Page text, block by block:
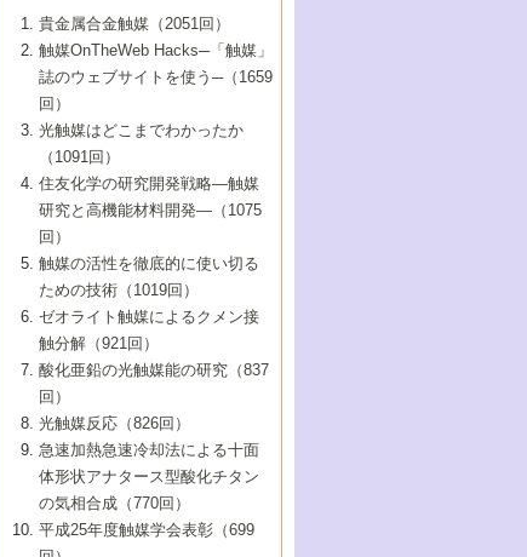
8号 高機能化ポリオレフィンに向けた重合
触媒の最近の進展
7号 持続可能社会実現のための触媒および
触媒関連技術
5号 若手会員による触媒研究の未来展望1：
企業編
6号 第102回触媒討論会
7号 触媒・化学反応における計算化学の進
8号 若手研究者による触媒研究の未来展望
2：大学・研究所編
5号 こんな物質，あんな物質―新たな触媒
の可能性―
7号 『結晶の化学』を活かした触媒研究
8号 イオン液体の応用
5号 水素製造・貯蔵のための触媒技術の新
しい展開
6号 第98回触媒討論会
7号 基礎化学品製造の触媒技術
8号 多機能型リアクター
4号 水分解用光触媒材料
5号 時間分解分光の進歩と応用
6号 第96回触媒討論会
8号 超臨界流体を用いた化学プロセスの新
2号 第93回触媒討論会
3号 特殊エネルギー場の触媒反応
4号 生体内における金属の触媒作用
5号 ファインケミカルズの展開に寄与する
6号 第94回触媒討論会
7号 サブナノレベルでみた新しい表面現象
8号 オレフィン重合触媒の新たな展
1号 なぜこの触媒が良いのか？
2号 第91回触媒討論会
3号 最近の自動車排ガス処理技術
4号 触媒研究の現状と将来─第90回触媒討論
5号 基礎化学品製造の触媒技術
6号 第92回触媒討論会
7号 基礎化学品製造の触媒技術
8号 資源の循環と触媒技術
▼44巻（2002年）
1号 高次制御された触媒の化学
2号 第89回触媒討論会
3号 触媒を利用した電気化学の新展開
4号 ナノ材料の調製と機能化
5号 こんな触媒が欲しい
6号 第90回触媒討論会
7号 触媒研究と学術雑誌/情報
8号 若い世代からみた触媒化学の現状と未
▼43巻（2001年）
1号 グリーンケミストリーと触媒
2号 第87回触媒討論会特集号
3号 生体触媒とバイオプロセス
4号 水素製造・利用の触媒化学
5号 触媒研究における新しい切り口：コン
ビナトリアルケミストリー
6号 第88回触媒討論会特集号
7号 企業における触媒研究のブレークスル
8号 この材料を触媒として使ってみません
▼42巻（2000年）
1号 触媒反応工学の明日を拓く
2号 第85回触媒討論会
3号 反応ダイナミクス
5号 触媒のおもしろさをどのように伝える
6号 第86回触媒討論会
7号 水素化精製触媒の新しい展開
8号 新しい反応性と機能性を目指した金属
クラスタ-化学
▼41巻（1999年）
1号 孔、穴、あな?-特異な空間とその利用-
2号 第83回触媒討論会
3号 均一系触媒反応最前線
4号 実用炭素材料の新展開
5号 研究の方法論を考える
7号 機能性金属材料と触媒
8号 触媒研究へのNMRの応用と展望
▼40巻（1998年）
進展と21世紀への提言/創立40周年記念・触
媒学会この10年の歩みとこれから/創立40周
2号 第81回触媒討論会
3号 計算機触媒化学へのさそい
4号 触媒劣化の制御と予測
5号 最新の実用プロセスと触媒
6号 第82回触媒討論会
7号 ナノ構造体の化学
8号 あの反応は今
1号 均一系と不均一系触媒反応-その特徴と
接点
2号 第79回触媒討論会
3号 最新NO除去触媒の実用化研究
4号 新しい反応場を目指した触媒調製
5号 反応・分離技術の新しい展開
6号 第80回触媒討論会
8号 AFMでみる世界
▼38巻（1996年）
1号 触媒の構造と触媒作用/C1化学を中心と
する21世紀への触媒
3号 オリンピックメダル:金・銀・銅はどん
な触媒作用を示すか
4号 触媒作用における機能の複合化
5号 未来を拓け！若手研究者
6号 第78回触媒討論会
7号 ダイナミックな領域への触媒研究の展
開/C1化学を中心とする21世紀への触媒
▼37巻（1995年）
1号 ファインケミカルズと固体触媒
2号 第75回触媒討論会
3号 希土類を利用した触媒
4号 触媒とリサイクル
5号 エネルギー変換触媒
6号 第76回触媒討論会
7号 表面吸着相の新しい展開
8号 マイクロポーラス・クリスタル触媒の
▼36巻（1994年）
1号 電気化学と触媒
2号 第73回触媒討論会
3号 C4化学の展開
4号 《通常号》
5号 《通常号》
6号 第74回触媒討論会
▼35巻（1993年）
1号 工業触媒開発マニュアル―探索から工
業化まで
2号 第71回触媒討論会
3号 研究開発のうらおもて―着想と展開
4号 触媒劣化と寿命の予測
5号 環境に優しい触媒
▼34巻（1992年）
1号 インパクトを与えたこの研究
2号 第69回触媒討論会
3号 ケミカルズ合成触媒―新しい展開と応
▼33巻（1991年）
1号 触媒プロセス開発マニュアル―探索か
ら工業化まで，知っておきたいこと PartII
2号 第67回触媒討論会
▼32巻（1990年）
1号 21世紀に向けて触媒研究の飛躍をめざ
す―触媒化学の裾野を広げよう
2号 第65回触媒討論会
▼31巻（1989年）
1号 情報科学と反応設計・材料設計
▼30巻（1988年）
貴金属合金触媒（2051回）
触媒OnTheWeb Hacks─「触媒」
誌のウェブサイトを使う─（1659
回）
光触媒はどこまでわかったか
（1091回）
住友化学の研究開発戦略―触媒
研究と高機能材料開発―（1075
回）
触媒の活性を徹底的に使い切る
ための技術（1019回）
ゼオライト触媒によるクメン接
触分解（921回）
酸化亜鉛の光触媒能の研究（837
回）
光触媒反応（826回）
急速加熱急速冷却法による十面
体形状アナタース型酸化チタン
の気相合成（770回）
平成25年度触媒学会表彰（699